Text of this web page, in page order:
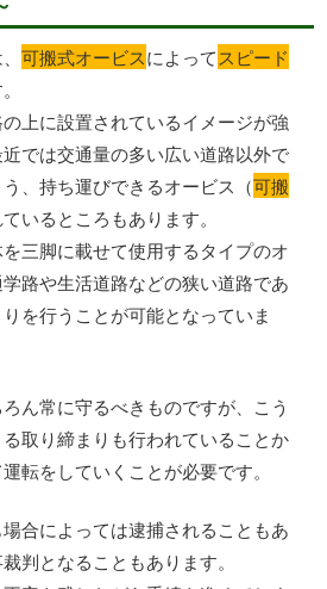
可搬式オービスによってスピード
上に設置されているイメージが強
では交通量の多い広い道路以外で
、持ち運びできるオービス（可搬
いるところもあります。
三脚に載せて使用するタイプのオ
路や生活道路などの狭い道路であ
を行うことが可能となっていま
ん常に守るべきものですが、こう
取り締まりも行われていることか
転をしていくことが必要です。
合によっては逮捕されることもあ
判となることもあります。